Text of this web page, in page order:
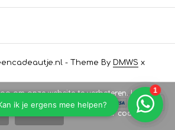
- Theme By DMWS x
om onze website te verbeteren. Is dat
Meer over cookies »